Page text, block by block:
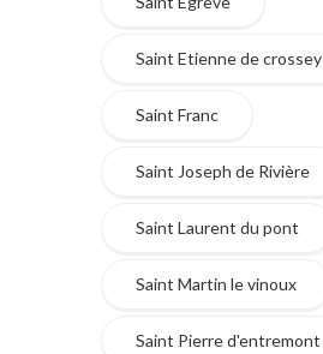
Saint Etienne de crossey
Saint Franc
Saint Joseph de Rivière
Saint Laurent du pont
Saint Martin le vinoux
Saint Pierre d'entremont